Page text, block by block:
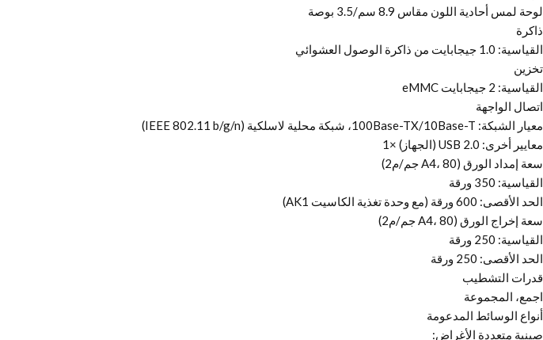
لوحة لمس أحادية اللون مقاس 8.9 سم/3.5 بوصة
ذاكرة
القياسية: 1.0 جيجابايت من ذاكرة الوصول العشوائي
تخزين
القياسية: 2 جيجابايت eMMC
اتصال الواجهة
معيار الشبكة: 100Base-TX/10Base-T، شبكة محلية لاسلكية (IEEE 802.11 b/g/n)
معايير أخرى: USB 2.0 (الجهاز) ×1
سعة إمداد الورق (A4، 80 جم/م2)
القياسية: 350 ورقة
الحد الأقصى: 600 ورقة (مع وحدة تغذية الكاسيت AK1)
سعة إخراج الورق (A4، 80 جم/م2)
القياسية: 250 ورقة
الحد الأقصى: 250 ورقة
قدرات التشطيب
اجمع، المجموعة
أنواع الوسائط المدعومة
صينية متعددة الأغراض: